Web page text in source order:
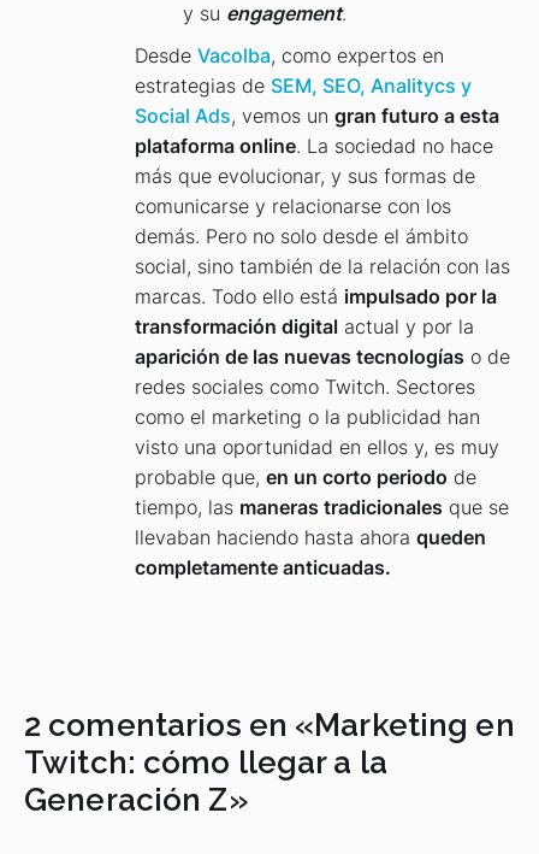
y su engagement.
Desde Vacolba, como expertos en
estrategias de SEM, SEO, Analitycs y
Social Ads, vemos un gran futuro a esta
plataforma online. La sociedad no hace
más que evolucionar, y sus formas de
comunicarse y relacionarse con los
demás. Pero no solo desde el ámbito
social, sino también de la relación con las
marcas. Todo ello está impulsado por la
transformación digital actual y por la
aparición de las nuevas tecnologías o de
redes sociales como Twitch. Sectores
como el marketing o la publicidad han
visto una oportunidad en ellos y, es muy
probable que, en un corto periodo de
tiempo, las maneras tradicionales que se
llevaban haciendo hasta ahora queden
completamente anticuadas.
2 comentarios en «Marketing en
Twitch: cómo llegar a la
Generación Z»